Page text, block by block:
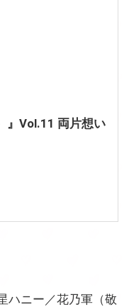
』Vol.11 両片想い
ニー／花乃軍（敬